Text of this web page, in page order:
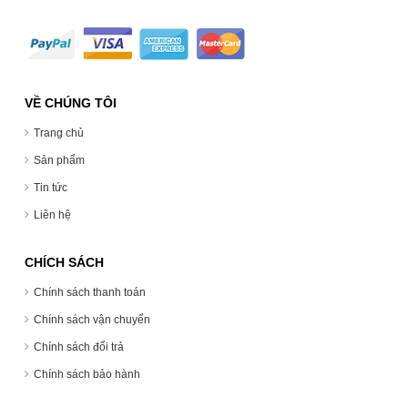
VỀ CHÚNG TÔI
Trang chủ
Sản phẩm
Tin tức
Liên hệ
CHÍCH SÁCH
Chính sách thanh toán
Chính sách vận chuyển
Chính sách đổi trả
Chính sách bảo hành